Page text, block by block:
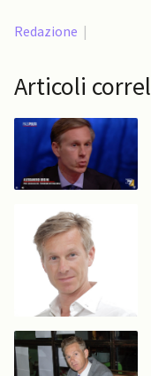
Redazione |
Articoli